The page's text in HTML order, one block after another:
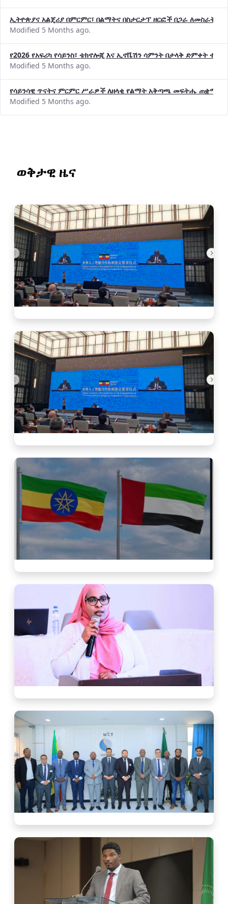
ኢትዮጵያና አልጄሪያ በምርምር፣ በልማትና በስታርታፕ ዘርፎች በጋራ ለመስራት
Modified 5 Months ago.
የ2026 የአፍሪካ የሳይንስ፣ ቴክኖሎጂ እና ኢኖቬሽን ሳምንት በታላቅ ድምቀት
Modified 5 Months ago.
የሳይንሳዊ ጥናትና ምርምር ሥራዎች ለዘላቂ የልማት አቅጣጫ መፍትሔ ጠቋሚ
Modified 5 Months ago.
ወቅታዊ ዜና